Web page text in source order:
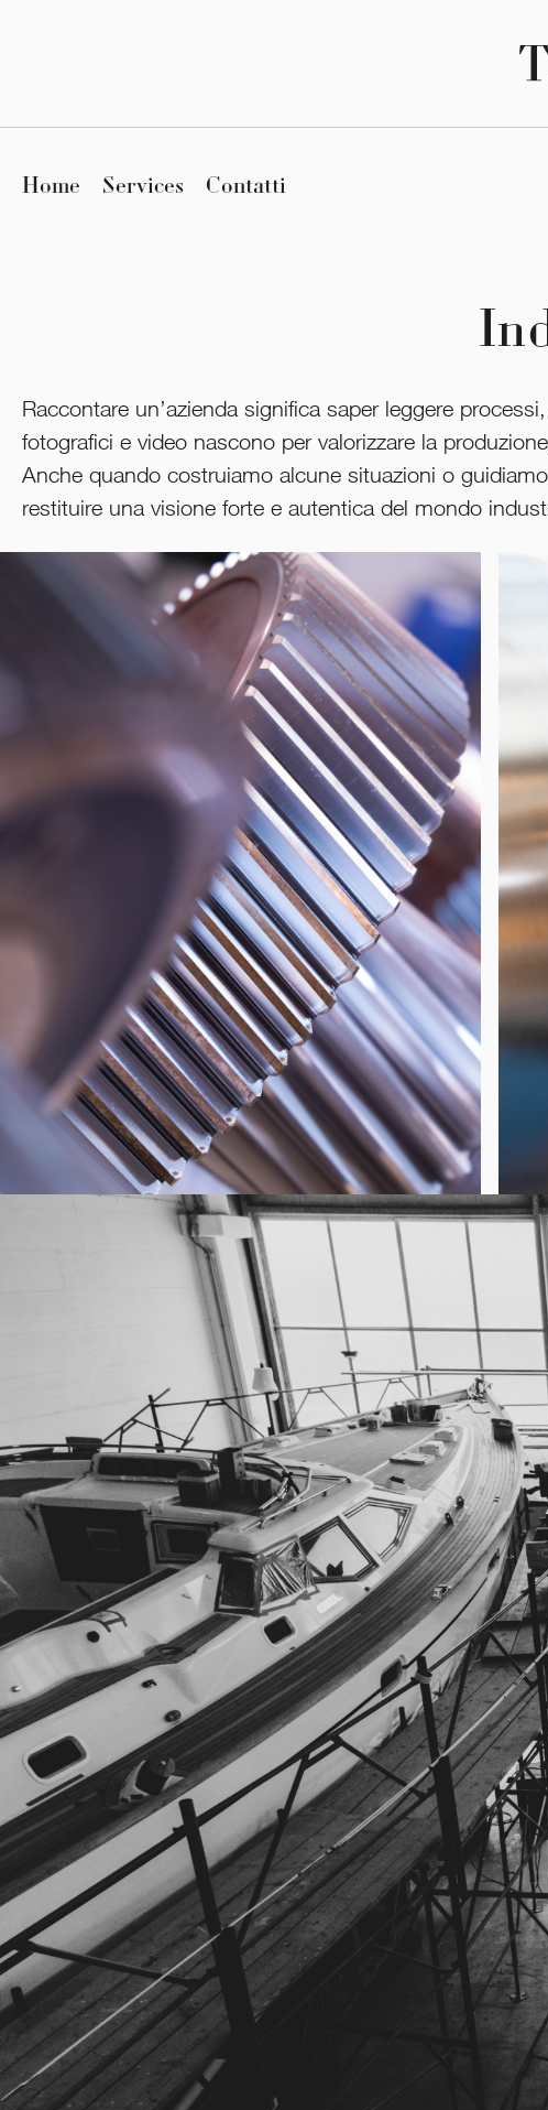
Home Services Contatti
Raccontare un’azienda significa saper leggere
fotografici e video nascono per valorizzare la
Anche quando costruiamo alcune situazioni o
restituire una visione forte e autentica del mondo